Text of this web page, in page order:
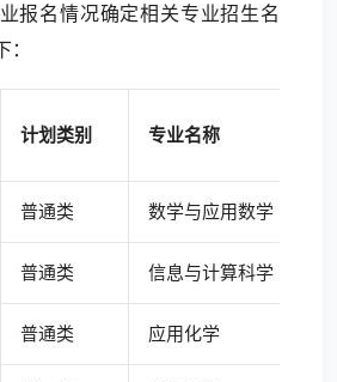
报名情况确定相关专业招生名
计划类别 专业名称
普通类 数学与应用数学
普通类 信息与计算科学
普通类 应用化学